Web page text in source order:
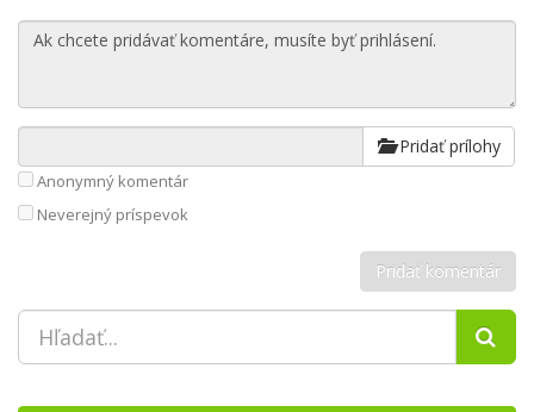
Pridať prílohy
Anonymný komentár
Neverejný príspevok